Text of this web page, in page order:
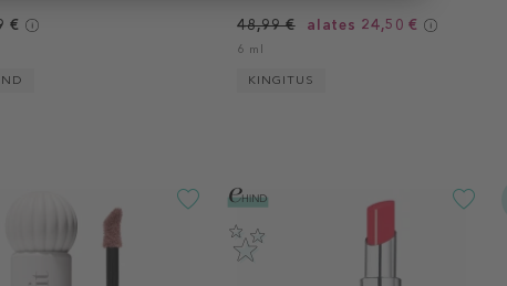
€ 48,99 € alates 24,50 €
6 ml
KINGITUS